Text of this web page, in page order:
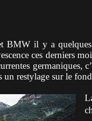
BMW il y a
ces derniers
germaniques,
un restylage sur le